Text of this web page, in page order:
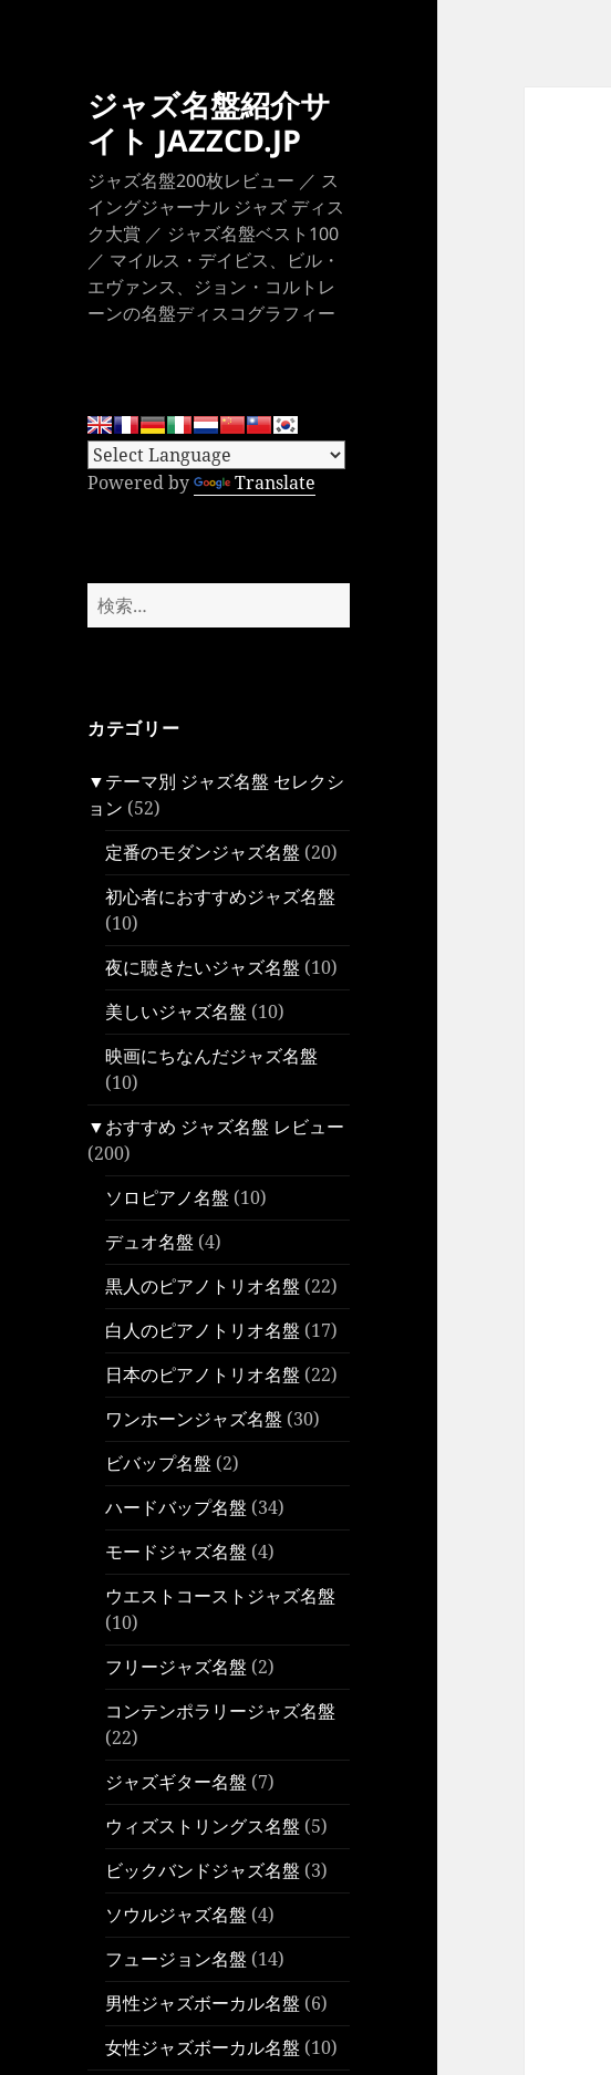
ジャズ名盤紹介サ
イト JAZZCD.JP
ジャズ名盤200枚レビュー ／ ス
イングジャーナル ジャズ ディス
ク大賞 ／ ジャズ名盤ベスト100
／ マイルス・デイビス、ビル・
エヴァンス、ジョン・コルトレ
ーンの名盤ディスコグラフィー
Powered by Translate
検
索:
カテゴリー
▼テーマ別 ジャズ名盤 セレクシ
ョン (52)
定番のモダンジャズ名盤 (20)
初心者におすすめジャズ名盤
(10)
夜に聴きたいジャズ名盤 (10)
美しいジャズ名盤 (10)
映画にちなんだジャズ名盤
(10)
▼おすすめ ジャズ名盤 レビュー
(200)
ソロピアノ名盤 (10)
デュオ名盤 (4)
黒人のピアノトリオ名盤 (22)
白人のピアノトリオ名盤 (17)
日本のピアノトリオ名盤 (22)
ワンホーンジャズ名盤 (30)
ビバップ名盤 (2)
ハードバップ名盤 (34)
モードジャズ名盤 (4)
ウエストコーストジャズ名盤
(10)
フリージャズ名盤 (2)
コンテンポラリージャズ名盤
(22)
ジャズギター名盤 (7)
ウィズストリングス名盤 (5)
ビックバンドジャズ名盤 (3)
ソウルジャズ名盤 (4)
フュージョン名盤 (14)
男性ジャズボーカル名盤 (6)
女性ジャズボーカル名盤 (10)